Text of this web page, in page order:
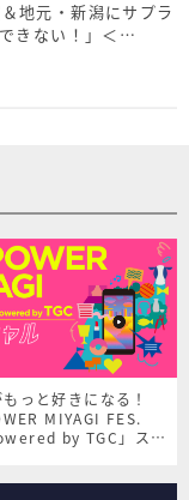
地元・新潟にサプラ
きない！」＜
新潟 2026＞
っと好きになる！
MIYAGI FES.
by TGC」スペ